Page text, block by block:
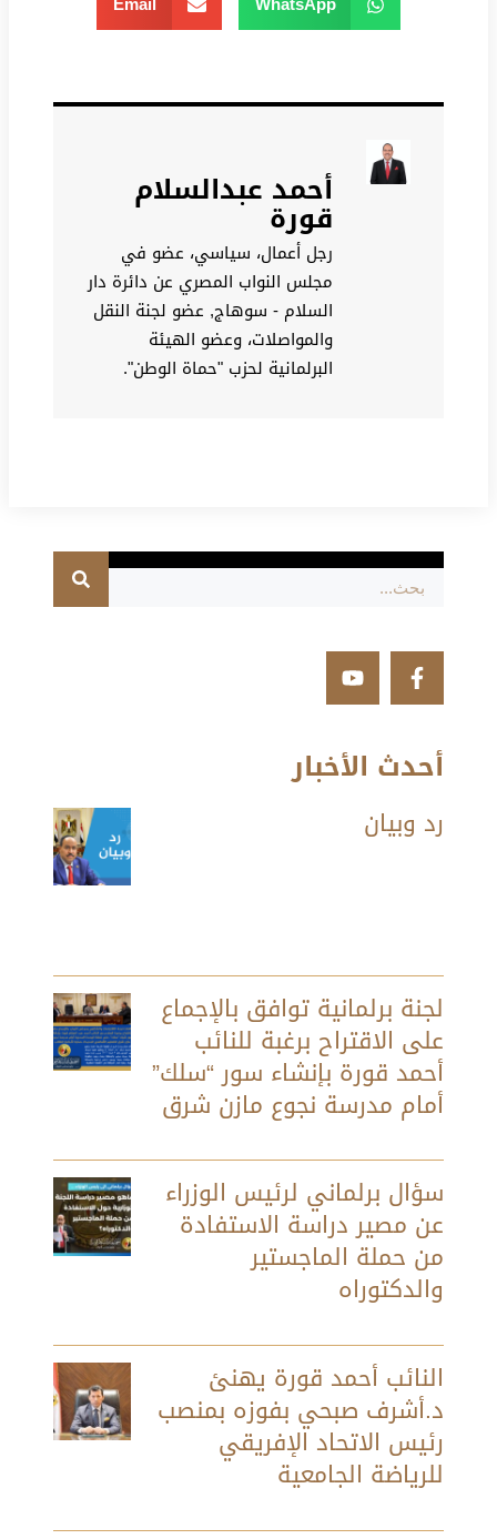
أحمد عبدالسلام
قورة
رجل أعمال، سياسي، عضو في
مجلس النواب المصري عن دائرة دار
السلام - سوهاج, عضو لجنة النقل
والمواصلات، وعضو الهيئة
البرلمانية لحزب "حماة الوطن".
أحدث الأخبار
رد وبيان
لجنة برلمانية توافق بالإجماع
على الاقتراح برغبة للنائب
أحمد قورة بإنشاء سور “سلك”
أمام مدرسة نجوع مازن شرق
سؤال برلماني لرئيس الوزراء
عن مصير دراسة الاستفادة
من حملة الماجستير
والدكتوراه
النائب أحمد قورة يهنئ
د.أشرف صبحي بفوزه بمنصب
رئيس الاتحاد الإفريقي
للرياضة الجامعية